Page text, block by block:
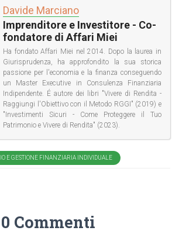
Davide Marciano
Imprenditore e Investitore - Co-
fondatore di Affari Miei
Ha fondato Affari Miei nel 2014. Dopo la laurea in
Giurisprudenza, ha approfondito la sua storica
passione per l'economia e la finanza conseguendo
un Master Executive in Consulenza Finanziaria
Indipendente. É autore dei libri "Vivere di Rendita -
Raggiungi l'Obiettivo con il Metodo RGGI" (2019) e
"Investimenti Sicuri - Come Proteggere il Tuo
Patrimonio e Vivere di Rendita" (2023).
E GESTIONE FINANZIARIA INDIVIDUALE
0 Commenti